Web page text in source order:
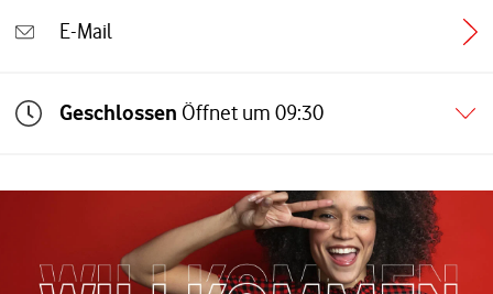
E-Mail
Geschlossen Öffnet um 09:30